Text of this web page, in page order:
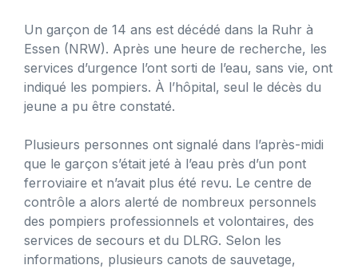
Un garçon de 14 ans est décédé dans la Ruhr à
Essen (NRW). Après une heure de recherche, les
services d’urgence l’ont sorti de l’eau, sans vie, ont
indiqué les pompiers. À l’hôpital, seul le décès du
jeune a pu être constaté.
Plusieurs personnes ont signalé dans l’après-midi
que le garçon s’était jeté à l’eau près d’un pont
ferroviaire et n’avait plus été revu. Le centre de
contrôle a alors alerté de nombreux personnels
des pompiers professionnels et volontaires, des
services de secours et du DLRG. Selon les
informations, plusieurs canots de sauvetage,